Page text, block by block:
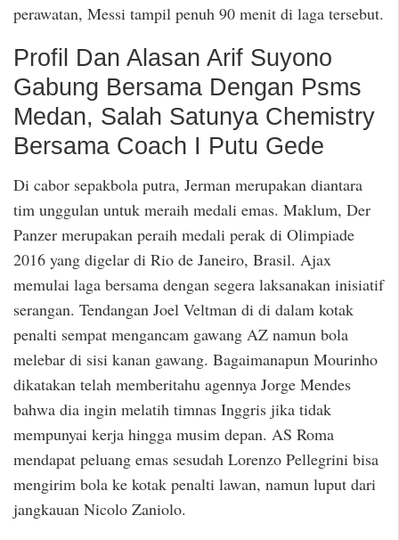
perawatan, Messi tampil penuh 90 menit di laga tersebut.
Profil Dan Alasan Arif Suyono
Gabung Bersama Dengan Psms
Medan, Salah Satunya Chemistry
Bersama Coach I Putu Gede
Di cabor sepakbola putra, Jerman merupakan diantara
tim unggulan untuk meraih medali emas. Maklum, Der
Panzer merupakan peraih medali perak di Olimpiade
2016 yang digelar di Rio de Janeiro, Brasil. Ajax
memulai laga bersama dengan segera laksanakan inisiatif
serangan. Tendangan Joel Veltman di di dalam kotak
penalti sempat mengancam gawang AZ namun bola
melebar di sisi kanan gawang. Bagaimanapun Mourinho
dikatakan telah memberitahu agennya Jorge Mendes
bahwa dia ingin melatih timnas Inggris jika tidak
mempunyai kerja hingga musim depan. AS Roma
mendapat peluang emas sesudah Lorenzo Pellegrini bisa
mengirim bola ke kotak penalti lawan, namun luput dari
jangkauan Nicolo Zaniolo.